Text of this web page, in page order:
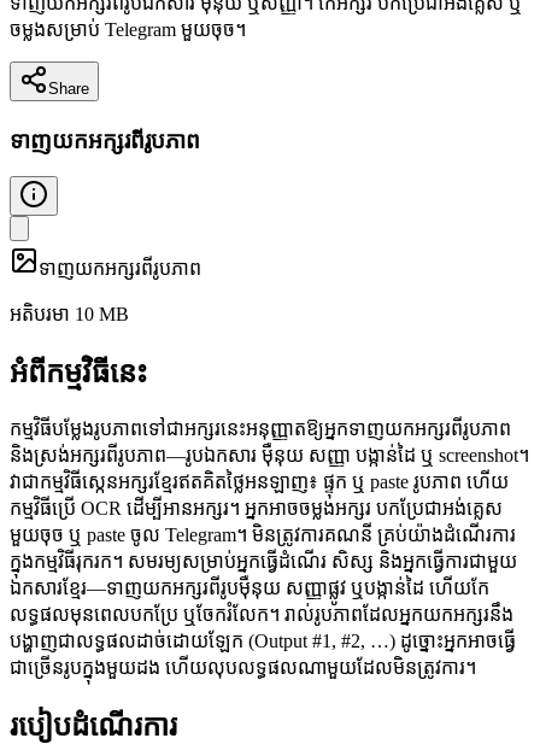
ចម្លងសម្រាប់ Telegram មួយចុច។
Share
ទាញយកអក្សរពីរូបភាព
ទាញយកអក្សរពីរូបភាព
អតិបរមា 10 MB
អំពីកម្មវិធីនេះ
កម្មវិធីបម្លែងរូបភាពទៅជាអក្សរនេះអនុញ្ញាតឱ្យអ្នកទាញយកអក្សរពីរូបភាព
និងស្រង់អក្សរពីរូបភាព—រូបឯកសារ ម៉ឺនុយ សញ្ញា បង្កាន់ដៃ ឬ screenshot។
វាជាកម្មវិធីស្កេនអក្សរខ្មែរឥតគិតថ្លៃអនឡាញ៖ ផ្ទុក ឬ paste រូបភាព ហើយ
កម្មវិធីប្រើ OCR ដើម្បីអានអក្សរ។ អ្នកអាចចម្លងអក្សរ បកប្រែជាអង់គ្លេស
មួយចុច ឬ paste ចូល Telegram។ មិនត្រូវការគណនី គ្រប់យ៉ាងដំណើរការ
ក្នុងកម្មវិធីរុករក។ សមរម្យសម្រាប់អ្នកធ្វើដំណើរ សិស្ស និងអ្នកធ្វើការជាមួយ
ឯកសារខ្មែរ—ទាញយកអក្សរពីរូបម៉ឺនុយ សញ្ញាផ្លូវ ឬបង្កាន់ដៃ ហើយកែ
លទ្ធផលមុនពេលបកប្រែ ឬចែករំលែក។ រាល់រូបភាពដែលអ្នកយកអក្សរនឹង
បង្ហាញជាលទ្ធផលដាច់ដោយឡែក (Output #1, #2, …) ដូច្នោះអ្នកអាចធ្វើ
ជាច្រើនរូបក្នុងមួយដង ហើយលុបលទ្ធផលណាមួយដែលមិនត្រូវការ។
របៀបដំណើរការ